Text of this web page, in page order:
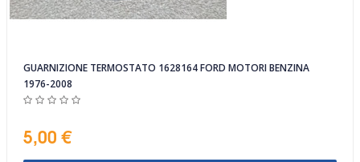
GUARNIZIONE TERMOSTATO 1628164 FORD MOTORI BENZINA
1976-2008
5,00 €